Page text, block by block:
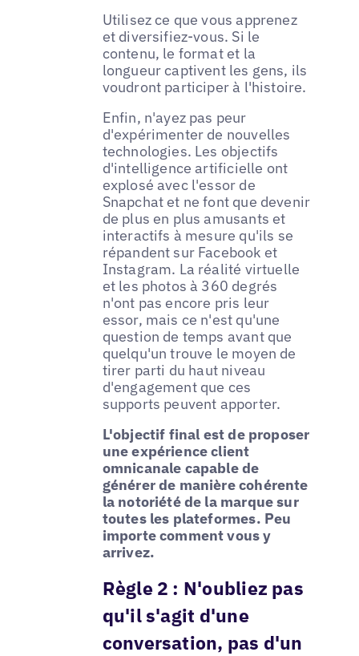
Utilisez ce que vous apprenez
et diversifiez-vous. Si le
contenu, le format et la
longueur captivent les gens, ils
voudront participer à l'histoire.
Enfin, n'ayez pas peur
d'expérimenter de nouvelles
technologies. Les objectifs
d'intelligence artificielle ont
explosé avec l'essor de
Snapchat et ne font que devenir
de plus en plus amusants et
interactifs à mesure qu'ils se
répandent sur Facebook et
Instagram. La réalité virtuelle
et les photos à 360 degrés
n'ont pas encore pris leur
essor, mais ce n'est qu'une
question de temps avant que
quelqu'un trouve le moyen de
tirer parti du haut niveau
d'engagement que ces
supports peuvent apporter.
L'objectif final est de proposer
une expérience client
omnicanale capable de
générer de manière cohérente
la notoriété de la marque sur
toutes les plateformes. Peu
importe comment vous y
arrivez.
Règle 2 : N'oubliez pas
qu'il s'agit d'une
conversation, pas d'un